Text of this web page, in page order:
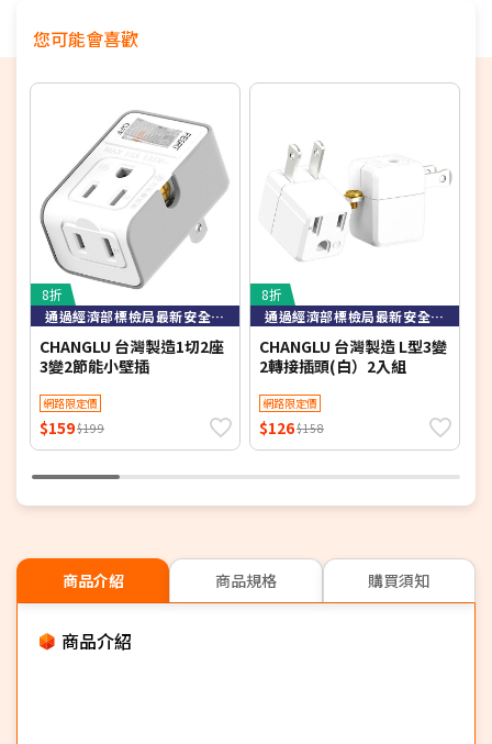
您可能會喜歡
8折
通過經濟部標檢局最新安全規範檢驗
CHANGLU 台灣製造1切2座
3變2節能小壁插
網路限定價
$159$199
8折
通過經濟部標檢局最新安全規範檢驗
CHANGLU 台灣製造 L型3變
2轉接插頭(白）2入組
網路限定價
$126$158
商品介紹 商品規格 購買須知
商品介紹